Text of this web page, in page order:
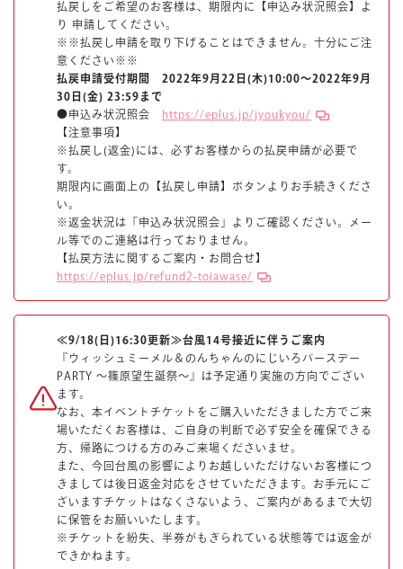
マイページ
払戻しをご希望のお客様は、期限内に【申込み状況照会】よ
り 申請してください。
※※払戻し申請を取り下げることはできません。十分にご注
意ください※※
払戻申請受付期間 2022年9月22日(木)10:00～2022年9月
30日(金) 23:59まで
●申込み状況照会
https://eplus.jp/jyoukyou/
【注意事項】
※払戻し(返金)には、必ずお客様からの払戻申請が必要で
す。
期限内に画面上の【払戻し申請】ボタンよりお手続きくださ
い。
※返金状況は「申込み状況照会」よりご確認ください。メー
ル等でのご連絡は行っておりません。
【払戻方法に関するご案内・お問合せ】
https://eplus.jp/refund2-toiawase/
≪9/18(日)16:30更新≫台風14号接近に伴うご案内
『ウィッシュミーメル＆のんちゃんのにじいろバースデー
PARTY ～篠原望生誕祭～』は予定通り実施の方向でござい
ます。
なお、本イベントチケットをご購入いただきました方でご来
場いただくお客様は、ご自身の判断で必ず安全を確保できる
方、帰路につける方のみご来場くださいませ。
また、今回台風の影響によりお越しいただけないお客様につ
きましては後日返金対応をさせていただきます。お手元にご
ざいますチケットはなくさないよう、ご案内があるまで大切
に保管をお願いいたします。
※チケットを紛失、半券がもぎられている状態等では返金が
できかねます。